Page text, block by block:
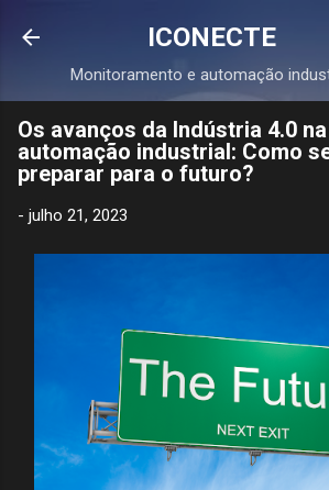
Pular para o conteúdo
ICONECTE
Monitoramento e automação
Os avanços da Indústria 4.0 na
automação industrial: Como
preparar para o futuro?
- julho 21, 2023